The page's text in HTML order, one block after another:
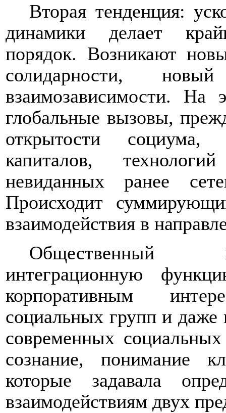
Вторая тенденция:
динамики делает
порядок. Возникают
солидарности,
взаимозависимости. На
глобальные вызовы,
открытости
капиталов,
невиданных ранее
Происходит
взаимодействия в
Общественный
интеграционную
корпоративным
социальных групп и
современных социальных
сознание, понимание
которые задавала
взаимодействиям двух